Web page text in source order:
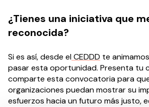
¿Tienes una iniciativa que
reconocida?
Si es así, desde elCEDDD te
pasar esta oportunidad. Presenta tu
comparte esta convocatoria para
organizaciones puedan mostrar su
esfuerzos hacia un futuro más justo,